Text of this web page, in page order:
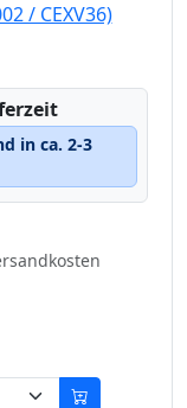
/ CEXV36)
in ca. 2-3